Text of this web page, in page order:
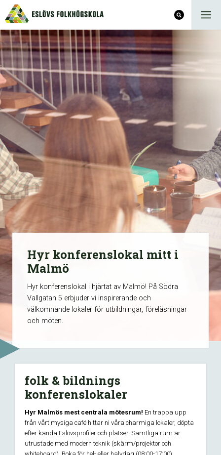
Hyr konferenslokal mitt i
Malmö
Hyr konferenslokal i hjärtat av Malmö! På Södra
Vallgatan 5 erbjuder vi inspirerande och
välkomnande lokaler för utbildningar, föreläsningar
och möten.
folk & bildnings
konferenslokaler
Hyr Malmös mest centrala mötesrum! En trappa upp
från vårt mysiga café hittar ni våra charmiga lokaler, döpta
efter kända Eslövsprofiler och platser. Samtliga rum är
utrustade med modern teknik (skärm/projektor och